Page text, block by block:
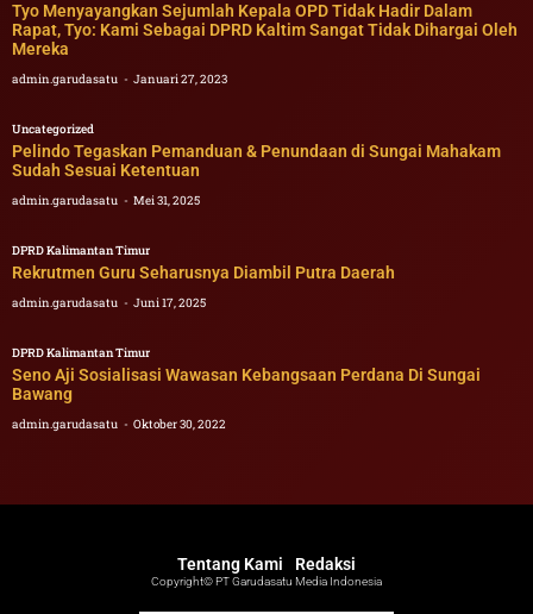
Tyo Menyayangkan Sejumlah Kepala OPD Tidak Hadir Dalam
Rapat, Tyo: Kami Sebagai DPRD Kaltim Sangat Tidak Dihargai Oleh
Mereka
admin.garudasatu Januari 27, 2023
Uncategorized
Pelindo Tegaskan Pemanduan & Penundaan di Sungai Mahakam
Sudah Sesuai Ketentuan
admin.garudasatu Mei 31, 2025
DPRD Kalimantan Timur
Rekrutmen Guru Seharusnya Diambil Putra Daerah
admin.garudasatu Juni 17, 2025
DPRD Kalimantan Timur
Seno Aji Sosialisasi Wawasan Kebangsaan Perdana Di Sungai
Bawang
admin.garudasatu Oktober 30, 2022
Tentang Kami Redaksi
Copyright© PT Garudasatu Media Indonesia